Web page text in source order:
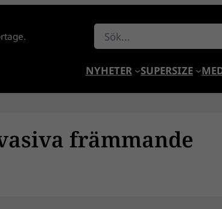
Sök
NYHETER SUPERSIZE
främmande